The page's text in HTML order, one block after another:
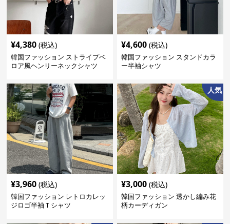
¥4,380 (税込)
韓国ファッション ストライプベ
ロア風ヘンリーネックシャツ
¥4,600 (税込)
韓国ファッション スタンドカラ
ー半袖シャツ
¥3,960 (税込)
韓国ファッション レトロカレッ
ジロゴ半袖Ｔシャツ
人気
¥3,000 (税込)
韓国ファッション 透かし編み花
柄カーディガン